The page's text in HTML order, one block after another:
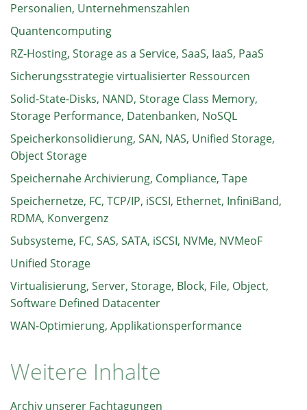
Personalien, Unternehmenszahlen
Quantencomputing
RZ-Hosting, Storage as a Service, SaaS, IaaS, PaaS
Sicherungsstrategie virtualisierter Ressourcen
Solid-State-Disks, NAND, Storage Class Memory,
Storage Performance, Datenbanken, NoSQL
Speicherkonsolidierung, SAN, NAS, Unified Storage,
Object Storage
Speichernahe Archivierung, Compliance, Tape
Speichernetze, FC, TCP/IP, iSCSI, Ethernet, InfiniBand,
RDMA, Konvergenz
Subsysteme, FC, SAS, SATA, iSCSI, NVMe, NVMeoF
Unified Storage
Virtualisierung, Server, Storage, Block, File, Object,
Software Defined Datacenter
WAN-Optimierung, Applikationsperformance
Weitere Inhalte
Archiv unserer Fachtagungen